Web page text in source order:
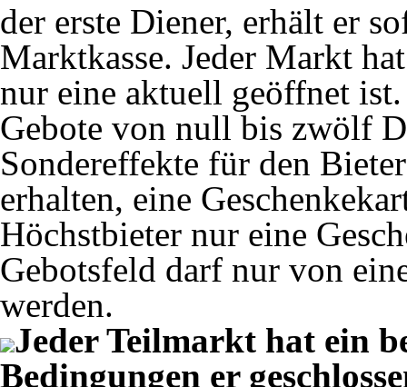
der erste Diener, erhält er
Marktkasse. Jeder Markt
nur eine aktuell geöffnet
Gebote von null bis zwölf
Sondereffekte für den
erhalten, eine
Höchstbieter nur eine
Gebotsfeld darf nur von
werden.
Jeder Teilmarkt hat ein
Bedingungen er